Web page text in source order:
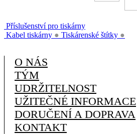
Příslušenství pro tiskárny
Kabel tiskárny ● Tiskárenské štítky ●
O NÁS
TÝM
UDRŽITELNOST
UŽITEČNÉ INFORMACE
DORUČENÍ A DOPRAVA
KONTAKT